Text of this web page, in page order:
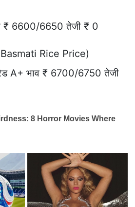
₹ 6600/6650 तेजी ₹ 0
Rice Price)
A+ भाव ₹ 6700/6750 तेजी